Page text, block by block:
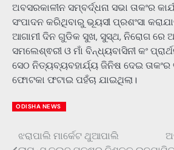
ଅବସରକାଳୀନ ସମ୍ବର୍ଦ୍ଧନା ସଭା ତାକଂର
ସଂପାଦନ କରିଥିବାରୁ ଭୂୟସୀ ପ୍ରଶଂସା
ଆଗାମୀ ଦିନ ଗୁଡିକ ସୁଖ, ସୁସ୍ଥ, ନିରୋଗ ରେ
ସମଲେଶ୍ଵରୀ ଓ ମାଁ ବିନ୍ଧ୍ୟବାସିନୀ କଂ
ସେଠ ନିତ୍ୟବ୍ୟବହାର୍ଯ୍ୟ ଜିନିଷ ଦେଇ ତାକଂର
ଫୋଟକା ଫଟାଇ ପହଁଚା ଯାଇଥିଲା।
ODISHA NEWS
Post
ଝରାପାଲି ମାର୍କେଟ ଥୁଆପାଲି